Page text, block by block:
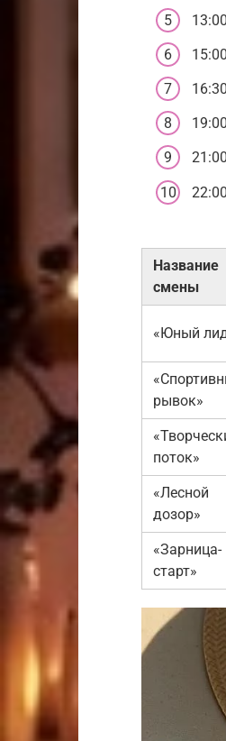
Название
смены
«Юный
рывок»
поток»
«Лесной
дозор»
«Зарница-
старт»